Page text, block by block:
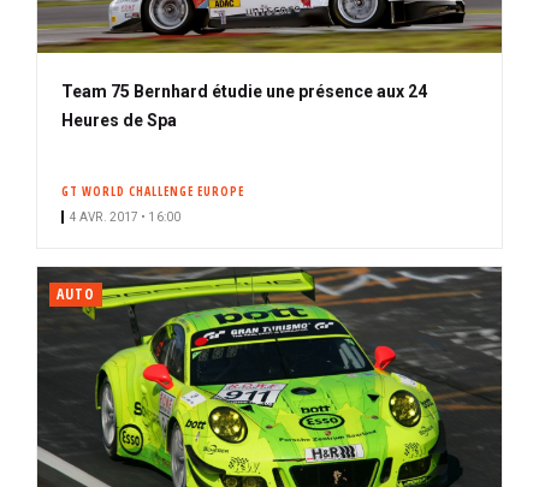
Team 75 Bernhard étudie une présence aux 24
Heures de Spa
GT WORLD CHALLENGE EUROPE
4 AVR. 2017 • 16:00
AUTO